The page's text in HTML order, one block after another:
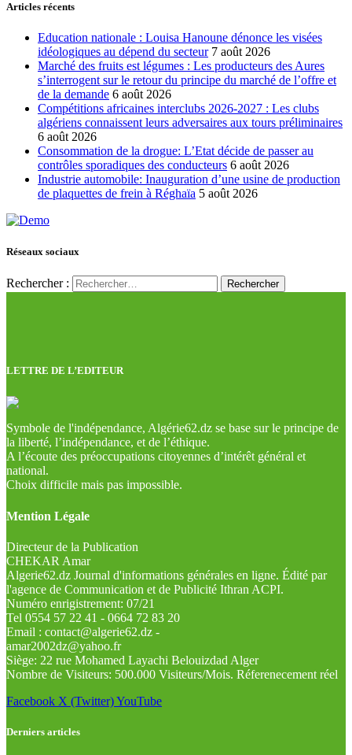
Articles récents
Education nationale : Louisa Hanoune dénonce les visées
idéologiques au dépend du secteur 7 août 2026
Marché des fruits est légumes : Les producteurs des Aures
s’interrogent sur le retour du principe du marché de l’offre et
de la demande 6 août 2026
Compétitions africaines interclubs 2026-2027 : Les clubs
algériens connaissent leurs adversaires aux tours préliminaires
6 août 2026
Consommation de la drogue: L’Etat décide de passer au
contrôles sporadiques des conducteurs 6 août 2026
Industrie automobile: Inauguration d’une usine de production
de plaquettes de frein à Réghaïa 5 août 2026
Réseaux sociaux
Rechercher :
LETTRE DE L’EDITEUR
Symbole de l'indépendance, Algérie62.dz se base sur le principe de
la liberté, l’indépendance, et de l’éthique.
A l’écoute des préoccupations citoyennes d’intérêt général et
national.
Choix difficile mais pas impossible.
Mention Légale
Directeur de la Publication
CHEKAR Amar
Algerie62.dz Journal d'informations générales en ligne. Édité par
l'agence de Communication et de Publicité Ithran ACPI.
Numéro enrigistrement: 07/21
Tel 0554 57 22 41 - 0664 72 83 20
Email : contact@algerie62.dz -
amar2002dz@yahoo.fr
Siège: 22 rue Mohamed Layachi Belouizdad Alger
Nombre de Visiteurs: 500.000 Visiteurs/Mois. Réferenecement réel
Facebook X (Twitter)YouTube
Derniers articles